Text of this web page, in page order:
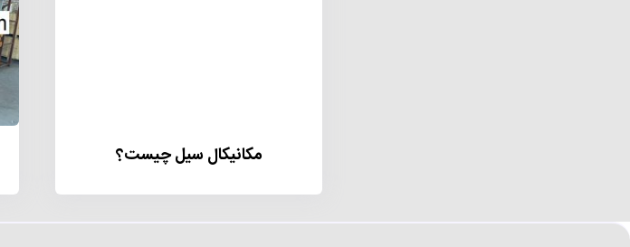
مکانیکال سیل چیست؟